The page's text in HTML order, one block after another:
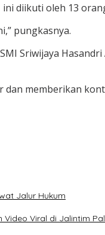
diikuti oleh 13
pungkasnya.
Sriwijaya
dan memberikan
Jalur Hukum
Video Viral di Jalintim